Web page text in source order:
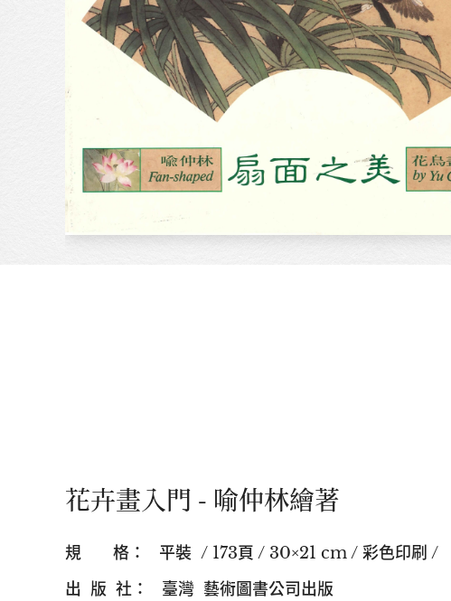
花卉畫入門 - 喻仲林繪著
規 格： 平裝 / 173頁 / 30×21 cm / 彩色印刷 /
出 版 社： 臺灣 藝術圖書公司出版